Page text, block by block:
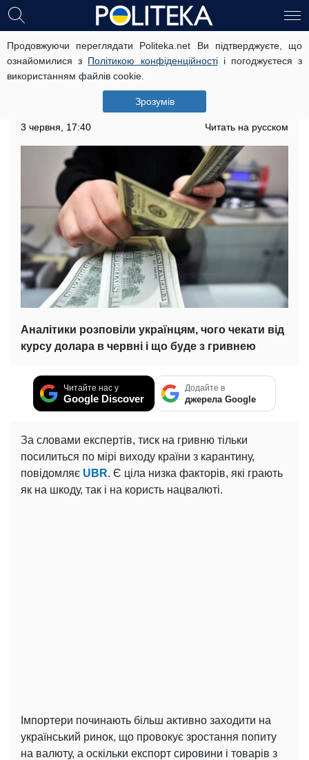
Продовжуючи переглядати Politeka.net Ви підтверджуєте, що
ознайомилися з Політикою конфіденційностіі погоджуєтеся з
використанням файлів cookie.
Зрозумів
У гривні серйозні проблеми, НБУ
знову втрутився в курс валют: що
буде з доларом в червні
Стало відомо, що буде з курсом валют
3 червня, 17:40 Читать на русском
Аналітики розповіли українцям, чого чекати від
курсу долара в червні і що буде з гривнею
Читайте нас у
Google Discover
Додайте в
джерела Google
За словами експертів, тиск на гривню тільки
посилиться по мірі виходу країни з карантину,
повідомляє UBR. Є ціла низка факторів, які грають
як на шкоду, так і на користь нацвалюті.
Імпортери починають більш активно заходити на
український ринок, що провокує зростання попиту
на валюту, а оскільки експорт сировини і товарів з